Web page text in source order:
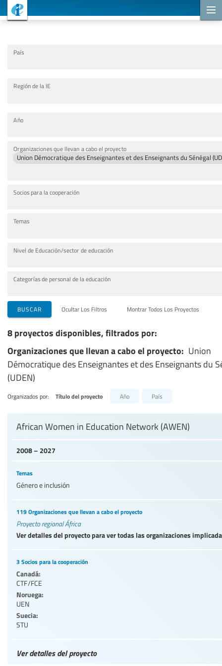
País
Región de la IE
Año
Organizaciones que llevan a cabo el proyecto
Union Démocratique des Enseignantes et des Enseignants du Sénégal
Socios para la cooperación
Temas
Nivel de Educación/sector de educación
Categorías de personal de la educación
BUSCAR Ocultar Los Filtros Montrar Todos Los Proyectos
8 proyectos disponibles, filtrados por:
Organizaciones que llevan a cabo el proyecto: Union
Démocratique des Enseignantes et des Enseignants du
(UDEN)
Organizados por: Título del proyecto Año País
2008 – 2027
African Women in Education Network (AWEN)
Temas
Género e inclusión
119 Organizaciones que llevan a cabo el proyecto
Proyecto regional África
Ver detalles del proyecto para ver todas las organizaciones
3 Socios para la cooperación
Canadá:
CTF/FCE
Noruega:
UEN
Suecia:
STU
Ver detalles del proyecto